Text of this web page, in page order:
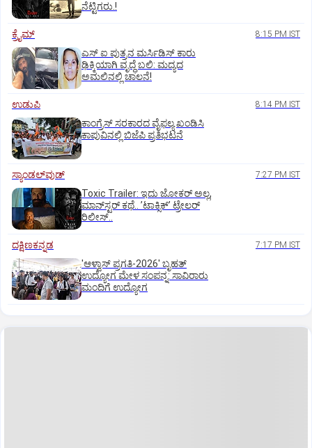
ನೆಟ್ಟಿಗರು.!
ಕ್ರೈಮ್ 8:15 PM IST
ಎಸ್ ಐ ಪುತ್ರನ ಮರ್ಸಿಡಿಸ್‌ ಕಾರು
ಢಿಕ್ಕಿಯಾಗಿ ವೃದ್ಧೆ ಬಲಿ: ಮದ್ಯದ
ಅಮಲಿನಲ್ಲಿ ಚಾಲನೆ!
ಉಡುಪಿ 8:14 PM IST
ಕಾಂಗ್ರೆಸ್ ಸರಕಾರದ ವೈಫಲ್ಯ ಖಂಡಿಸಿ
ಕಾಪುವಿನಲ್ಲಿ ಬಿಜೆಪಿ ಪ್ರತಿಭಟನೆ
ಸ್ಯಾಂಡಲ್‌ವುಡ್‌ 7:27 PM IST
Toxic Trailer: ಇದು ಜೋಕರ್‌ ಅಲ್ಲ,
ಮಾನ್‌ಸ್ಟರ್‌ ಕಥೆ.. ʼಟಾಕ್ಸಿಕ್‌ʼ ಟ್ರೇಲರ್‌
ರಿಲೀಸ್..
ದಕ್ಷಿಣಕನ್ನಡ 7:17 PM IST
'ಆಳ್ವಾಸ್‌ ಪ್ರಗತಿ-2026' ಬೃಹತ್
ಉದ್ಯೋಗ ಮೇಳ ಸಂಪನ್ನ: ಸಾವಿರಾರು
ಮಂದಿಗೆ ಉದ್ಯೋಗ